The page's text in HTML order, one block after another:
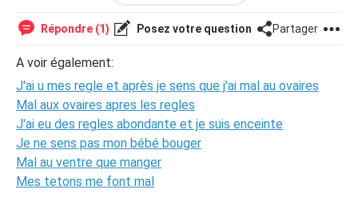
moment possible !!
Répondre (1) Posez votre question Partager
A voir également:
J'ai u mes regle et après je sens que j'ai mal au ovaires
Mal aux ovaires apres les regles
J'ai eu des regles abondante et je suis enceinte
Je ne sens pas mon bébé bouger
Mal au ventre que manger
Mes tetons me font mal